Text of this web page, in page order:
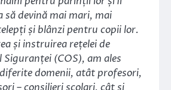
să devină mai mari, mai
și blânzi pentru copii lor.
și instruirea rețelei de
(COS), am ales
domenii, atât profesori,